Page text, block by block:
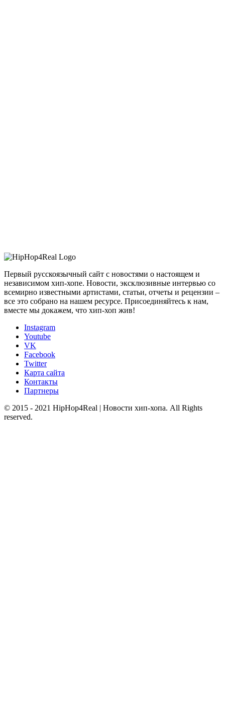
Первый русскоязычный сайт с новостями о настоящем и
независимом хип-хопе. Новости, эксклюзивные интервью со
всемирно известными артистами, статьи, отчеты и рецензии –
все это собрано на нашем ресурсе. Присоединяйтесь к нам,
вместе мы докажем, что хип-хоп жив!
Instagram
Youtube
VK
Facebook
Twitter
Карта сайта
Контакты
Партнеры
© 2015 - 2021 HipHop4Real | Новости хип-хопа. All Rights
reserved.